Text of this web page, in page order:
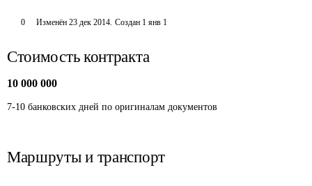
0 Изменён 23 дек 2014. Создан 1 янв 1
Стоимость контракта
10 000 000
7-10 банковских дней по оригиналам документов
Маршруты и транспорт